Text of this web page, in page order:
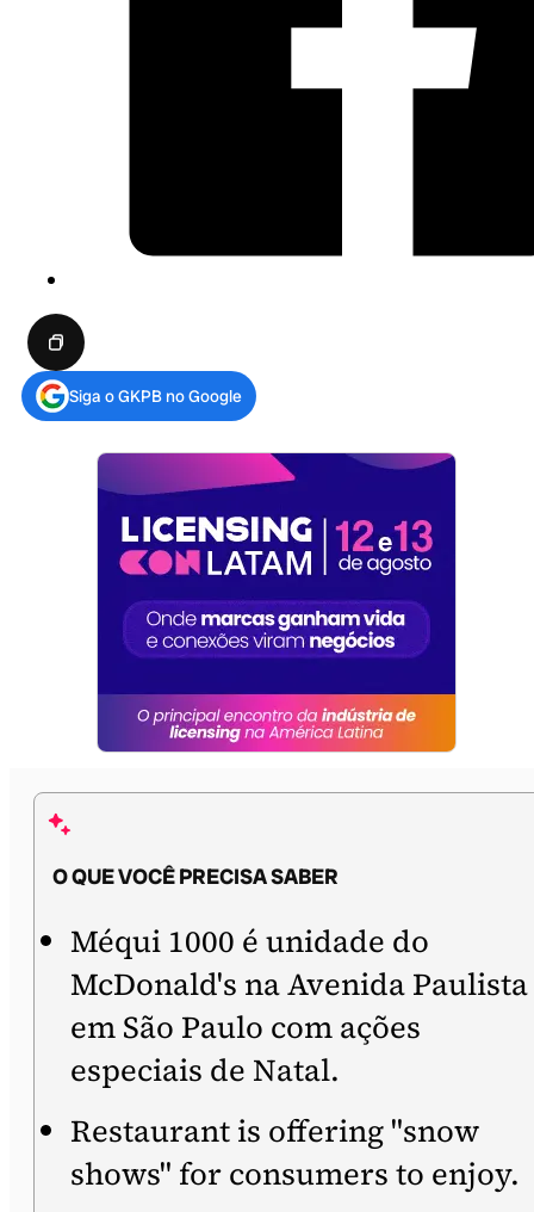
Siga o GKPB no Google
O QUE VOCÊ PRECISA SABER
Méqui 1000 é unidade do
McDonald's na Avenida Paulista
em São Paulo com ações
especiais de Natal.
Restaurant is offering "snow
shows" for consumers to enjoy.